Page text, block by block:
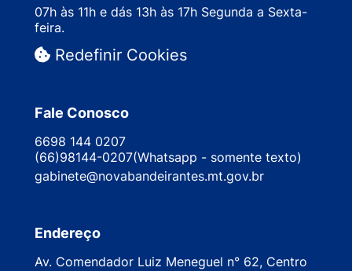
07h às 11h e dás 13h às 17h Segunda a Sexta-
feira.
Redefinir Cookies
Fale Conosco
6698 144 0207
(66)98144-0207(Whatsapp - somente texto)
gabinete@novabandeirantes.mt.gov.br
Endereço
Av. Comendador Luiz Meneguel n° 62, Centro